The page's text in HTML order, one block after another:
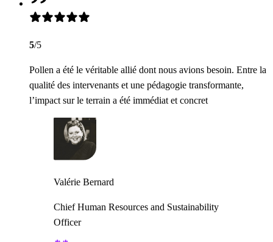
5/5
Pollen a été le véritable allié dont nous avions besoin. Entre la
qualité des intervenants et une pédagogie transformante,
l’impact sur le terrain a été immédiat et concret
Valérie Bernard
Chief Human Resources and Sustainability
Officer